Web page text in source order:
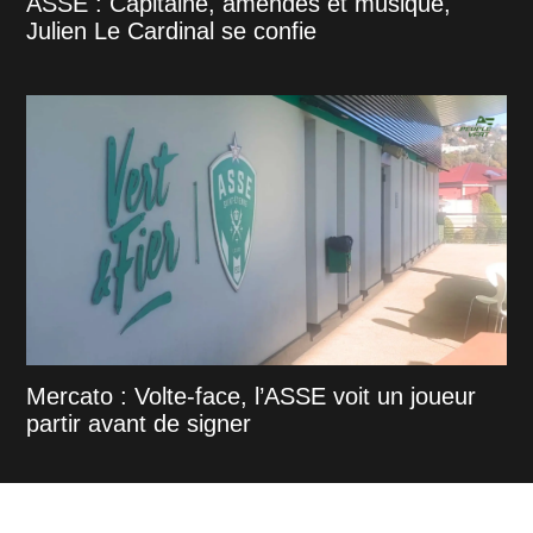
Julien Le Cardinal se confie
Mercato : Volte-face, l’ASSE voit un joueur
partir avant de signer